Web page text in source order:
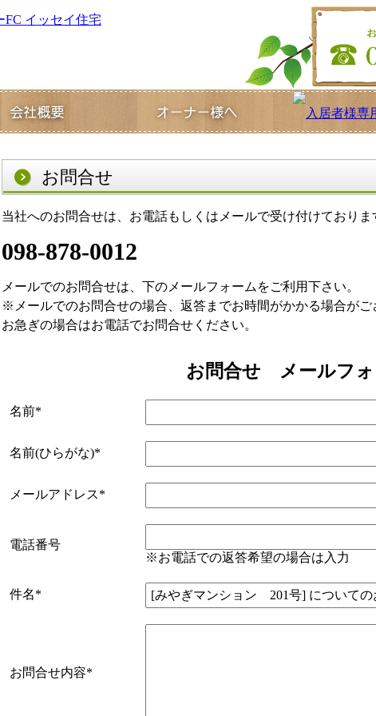
お問合せ
当社へのお問合せは、お電話もしくはメールで受け付けておりま
098-878-0012
メールでのお問合せは、下のメールフォームをご利用下さい。
※メールでのお問合せの場合、返答までお時間がかかる場合がご
お急ぎの場合はお電話でお問合せください。
お問合せ メールフ
名前*
名前(ひらがな)*
メールアドレス*
電話番号
※お電話での返答希望の場合は入力
件名*
お問合せ内容*